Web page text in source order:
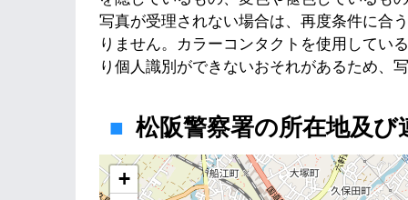
写真が受理されない場合は、再度条件に合
りません。カラーコンタクトを使用してい
り個人識別ができないおそれがあるため、
松阪警察署の所在地及び
地図
+